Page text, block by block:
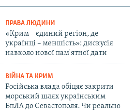
ПРАВА ЛЮДИНИ
«Крим – єдиний регіон, де
українці – меншість»: дискусія
навколо нової пам'ятної дати
ВІЙНА ТА КРИМ
Російська влада обіцяє закрити
морський шлях українським
БпЛА до Севастополя. Чи реально